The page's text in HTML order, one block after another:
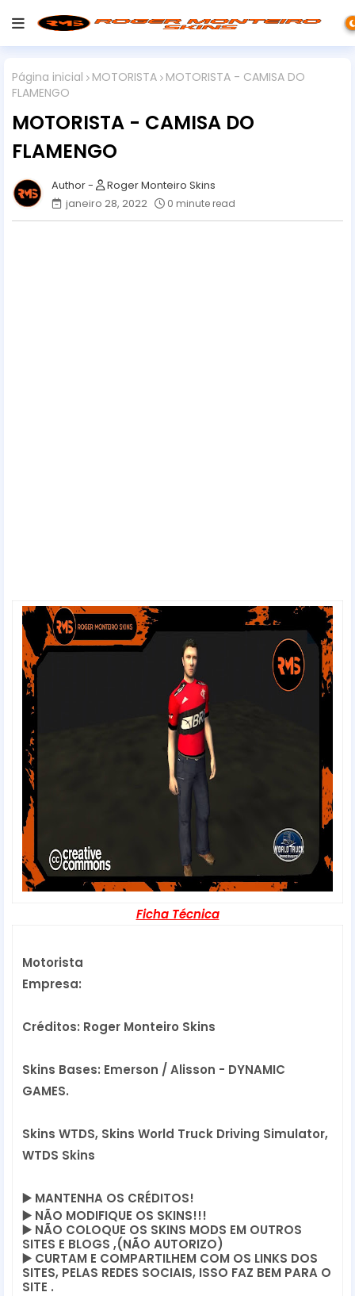
Página inicial MOTORISTA MOTORISTA - CAMISA DO
FLAMENGO
MOTORISTA - CAMISA DO
FLAMENGO
Roger Monteiro Skins
janeiro 28, 2022
0 minute read
Ficha Técnica
Motorista
Empresa:
Créditos: Roger Monteiro Skins
Skins Bases: Emerson / Alisson - DYNAMIC
GAMES.
Skins WTDS, Skins World Truck Driving Simulator,
WTDS Skins
▶️ MANTENHA OS CRÉDITOS!
▶️ NÃO MODIFIQUE OS SKINS!!!
▶️ NÃO COLOQUE OS SKINS MODS EM OUTROS
SITES E BLOGS ,(NÃO AUTORIZO)
▶️ CURTAM E COMPARTILHEM COM OS LINKS DOS
SITES, PELAS REDES SOCIAIS, ISSO FAZ BEM PARA O
SITE .